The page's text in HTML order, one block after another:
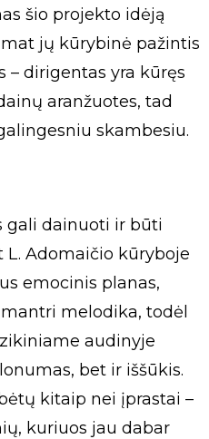
šio projekto idėją
jų kūrybinė pažintis
– dirigentas yra kūręs
aranžuotes, tad
skambesiu.
gali dainuoti ir būti
L. Adomaičio kūryboje
emocinis planas,
melodika, todėl
audinyje
bet ir iššūkis.
kitaip nei įprastai –
kuriuos jau dabar